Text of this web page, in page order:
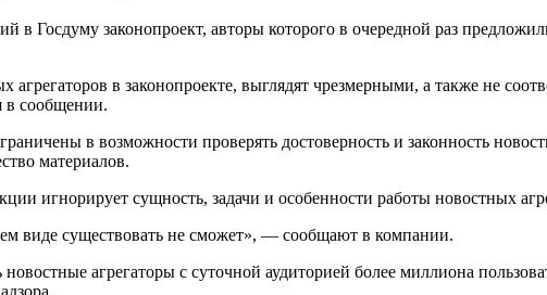
в Госдуму законопроект, авторы которого в очередной раз
агрегаторов в законопроекте, выглядят чрезмерными, а также не
в сообщении.
в возможности проверять достоверность и законность
материалов.
игнорирует сущность, задачи и особенности работы новостных
виде существовать не сможет», — сообщают в компании.
новостные агрегаторы с суточной аудиторией более миллиона